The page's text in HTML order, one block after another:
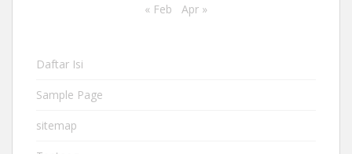
« Feb Apr »
Daftar Isi
Sample Page
sitemap